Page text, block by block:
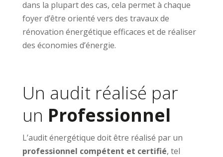
dans la plupart des cas, cela permet à chaque
foyer d’être orienté vers des travaux de
rénovation énergétique efficaces et de réaliser
des économies d’énergie.
Un audit réalisé par
un Professionnel
L’audit énergétique doit être réalisé par un
professionnel compétent et certifié, tel